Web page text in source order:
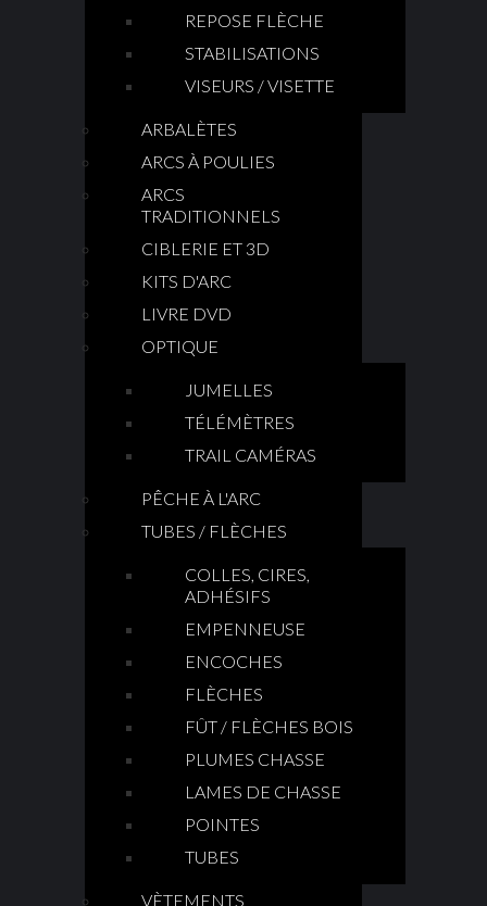
REPOSE FLÈCHE
STABILISATIONS
VISEURS / VISETTE
ARBALÈTES
ARCS À POULIES
ARCS
TRADITIONNELS
CIBLERIE ET 3D
KITS D'ARC
LIVRE DVD
OPTIQUE
JUMELLES
TÉLÉMÈTRES
TRAIL CAMÉRAS
PÊCHE À L'ARC
TUBES / FLÈCHES
COLLES, CIRES,
ADHÉSIFS
EMPENNEUSE
ENCOCHES
FLÈCHES
FÛT / FLÈCHES BOIS
PLUMES CHASSE
LAMES DE CHASSE
POINTES
TUBES
VÈTEMENTS